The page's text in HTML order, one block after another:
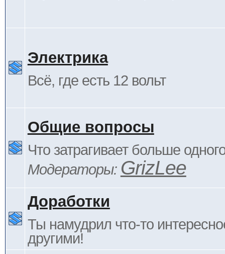
Электрика
Всё, где есть 12 вольт
Общие вопросы
Что затрагивает больше
Модераторы: GrizLee
Доработки
Ты намудрил что-то
другими!